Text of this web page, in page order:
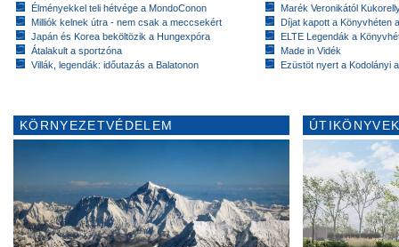
Élményekkel teli hétvége a MondoConon
Milliók kelnek útra - nem csak a meccsekért
Japán és Korea beköltözik a Hungexpóra
Átalakult a sportzóna
Villák, legendák: időutazás a Balatonon
Marék Veronikától
Díjat kapott a Könyvhéten
ELTE Legendák a
Made in Vidék
Ezüstöt nyert a Kodolányi
KÖRNYEZETVÉDELEM